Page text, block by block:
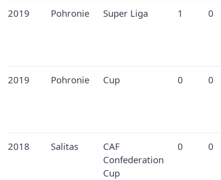
2019 Pohronie Super Liga 1 0
2019 Pohronie Cup 0 0
2018 Salitas
CAF
Confederation
Cup
0 0